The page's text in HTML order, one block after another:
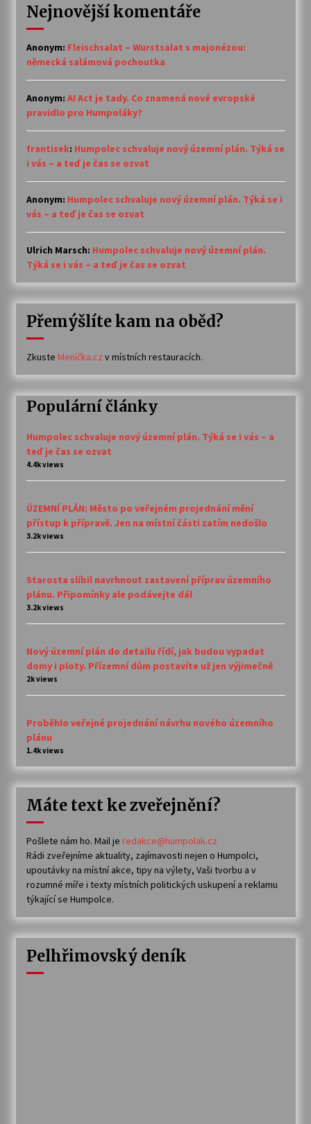
Nejnovější komentáře
Anonym: Fleischsalat – Wurstsalat s majonézou:
německá salámová pochoutka
Anonym: AI Act je tady. Co znamená nové evropské
pravidlo pro Humpoláky?
frantisek: Humpolec schvaluje nový územní plán. Týká se
i vás – a teď je čas se ozvat
Anonym: Humpolec schvaluje nový územní plán. Týká se i
vás – a teď je čas se ozvat
Ulrich Marsch: Humpolec schvaluje nový územní plán.
Týká se i vás – a teď je čas se ozvat
Přemýšlíte kam na oběd?
Zkuste Meníčka.cz v místních restauracích.
Populární články
Humpolec schvaluje nový územní plán. Týká se i vás – a
teď je čas se ozvat
4.4k views
ÚZEMNÍ PLÁN: Město po veřejném projednání mění
přístup k přípravě. Jen na místní části zatím nedošlo
3.2k views
Starosta slíbil navrhnout zastavení příprav územního
plánu. Připomínky ale podávejte dál
3.2k views
Nový územní plán do detailu řídí, jak budou vypadat
domy i ploty. Přízemní dům postavíte už jen výjimečně
2k views
Proběhlo veřejné projednání návrhu nového územního
plánu
1.4k views
Máte text ke zveřejnění?
Pošlete nám ho. Mail je redakce@humpolak.cz
Rádi zveřejníme aktuality, zajímavosti nejen o Humpolci,
upoutávky na místní akce, tipy na výlety, Vaši tvorbu a v
rozumné míře i texty místních politických uskupení a reklamu
týkající se Humpolce.
Pelhřimovský deník